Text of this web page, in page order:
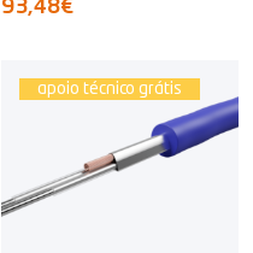
93,48€
apoio técnico grátis